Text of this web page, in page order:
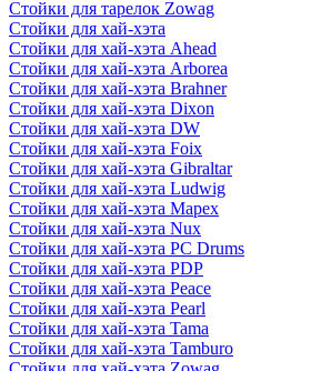
Стойки для тарелок Zowag
Стойки для хай-хэта
Стойки для хай-хэта Ahead
Стойки для хай-хэта Arborea
Стойки для хай-хэта Brahner
Стойки для хай-хэта Dixon
Стойки для хай-хэта DW
Стойки для хай-хэта Foix
Стойки для хай-хэта Gibraltar
Стойки для хай-хэта Ludwig
Стойки для хай-хэта Mapex
Стойки для хай-хэта Nux
Стойки для хай-хэта PC Drums
Стойки для хай-хэта PDP
Стойки для хай-хэта Peace
Стойки для хай-хэта Pearl
Стойки для хай-хэта Tama
Стойки для хай-хэта Tamburo